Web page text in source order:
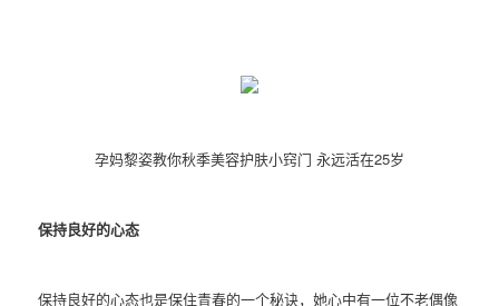
孕妈黎姿教你秋季美容护肤小窍门 永远活在25岁
保持良好的心态
保持良好的心态也是保住青春的一个秘诀，她心中有一位不老偶像